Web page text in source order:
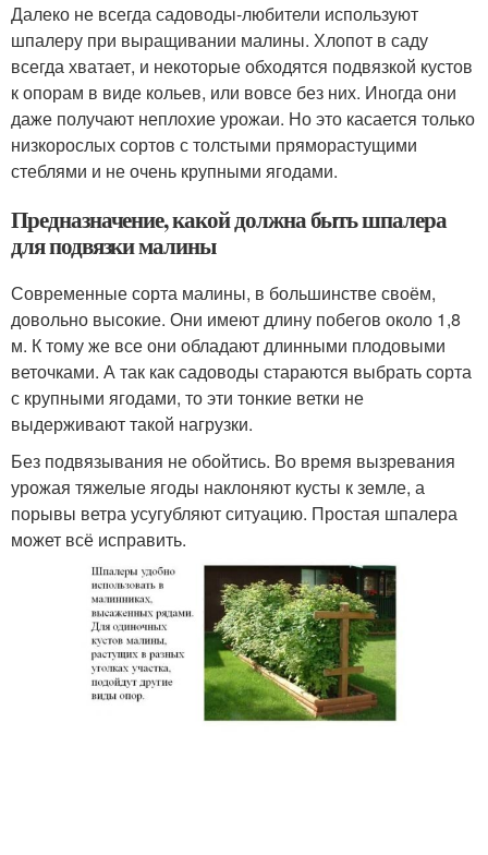
Далеко не всегда садоводы-любители используют
шпалеру при выращивании малины. Хлопот в саду
всегда хватает, и некоторые обходятся подвязкой кустов
к опорам в виде кольев, или вовсе без них. Иногда они
даже получают неплохие урожаи. Но это касается только
низкорослых сортов с толстыми пряморастущими
стеблями и не очень крупными ягодами.
Предназначение, какой должна быть шпалера
для подвязки малины
Современные сорта малины, в большинстве своём,
довольно высокие. Они имеют длину побегов около 1,8
м. К тому же все они обладают длинными плодовыми
веточками. А так как садоводы стараются выбрать сорта
с крупными ягодами, то эти тонкие ветки не
выдерживают такой нагрузки.
Без подвязывания не обойтись. Во время вызревания
урожая тяжелые ягоды наклоняют кусты к земле, а
порывы ветра усугубляют ситуацию. Простая шпалера
может всё исправить.